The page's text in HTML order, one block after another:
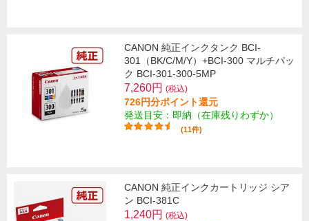
CANON 純正インクタンク BCI-
301（BK/C/M/Y）+BCI-300 マルチパッ
ク BCI-301-300-5MP
7,260円 (税込)
726円分ポイント還元
発送目安：即納（在庫残りわずか）
(11件)
CANON 純正インクカートリッジ シア
ン BCI-381C
1,240円 (税込)